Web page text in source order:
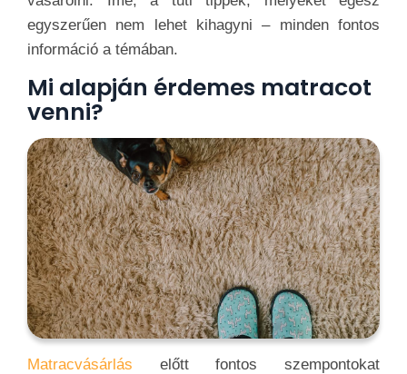
egyszerűen nem lehet kihagyni – minden fontos
információ a témában.
Mi alapján érdemes matracot
venni?
Matracvásárlás előtt fontos szempontokat